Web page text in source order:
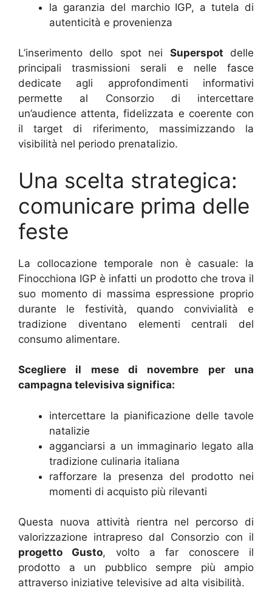
la garanzia del marchio IGP, a tutela di
autenticità e provenienza
L’inserimento dello spot nei Superspot delle
principali trasmissioni serali e nelle fasce
dedicate agli approfondimenti informativi
permette al Consorzio di intercettare
un’audience attenta, fidelizzata e coerente con
il target di riferimento, massimizzando la
visibilità nel periodo prenatalizio.
Una scelta strategica:
comunicare prima delle
feste
La collocazione temporale non è casuale: la
Finocchiona IGP è infatti un prodotto che trova il
suo momento di massima espressione proprio
durante le festività, quando convivialità e
tradizione diventano elementi centrali del
consumo alimentare.
Scegliere il mese di novembre per una
campagna televisiva significa:
intercettare la pianificazione delle tavole
natalizie
agganciarsi a un immaginario legato alla
tradizione culinaria italiana
rafforzare la presenza del prodotto nei
momenti di acquisto più rilevanti
Questa nuova attività rientra nel percorso di
valorizzazione intrapreso dal Consorzio con il
progetto Gusto, volto a far conoscere il
prodotto a un pubblico sempre più ampio
attraverso iniziative televisive ad alta visibilità.